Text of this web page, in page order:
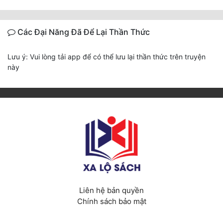
Các Đại Năng Đã Để Lại Thần Thức
Lưu ý: Vui lòng tải app để có thể lưu lại thần thức trên truyện
này
Liên hệ bản quyền
Chính sách bảo mật